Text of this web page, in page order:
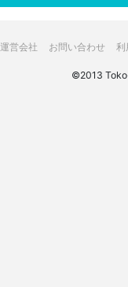
運営会社 お問い合わせ 利
©2013